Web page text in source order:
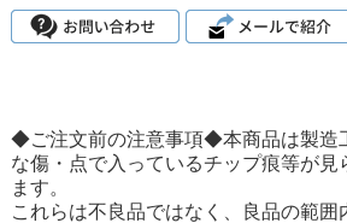
◆ご注文前の注意事項◆本商品は製造
な傷・点で入っているチップ痕等が見
ます。
これらは不良品ではなく、良品の範囲